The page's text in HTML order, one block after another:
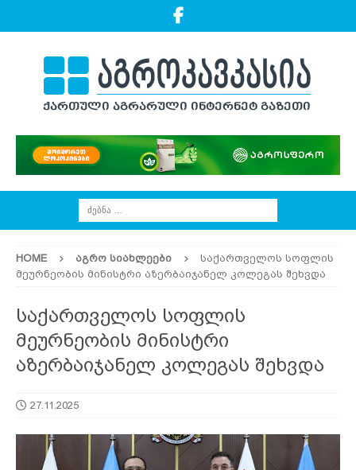
HOME ᲐᲒᲠᲝ ᲡᲘᲐᲮᲚᲔᲔᲑᲘ
საქართველოს სოფლის
მეურნეობის მინისტრი აზერბაიჯანელ კოლეგას შეხვდა
საქართველოს სოფლის
მეურნეობის მინისტრი
აზერბაიჯანელ კოლეგას შეხვდა
27.11.2025